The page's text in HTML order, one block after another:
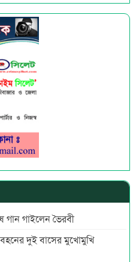
গান গাইলেন ভৈরবী
দুই বাসের মুখোমুখি